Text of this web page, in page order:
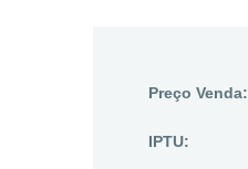
Preço Venda:
IPTU: